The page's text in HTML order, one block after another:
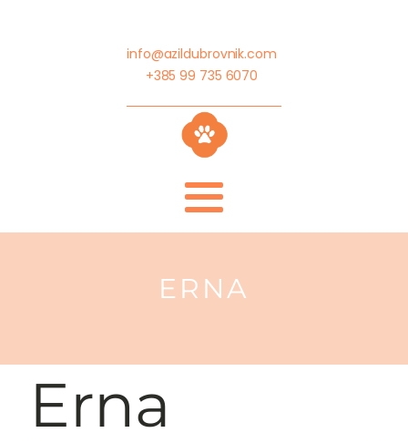
info@azildubrovnik.com
+385 99 735 6070
ERNA
Erna